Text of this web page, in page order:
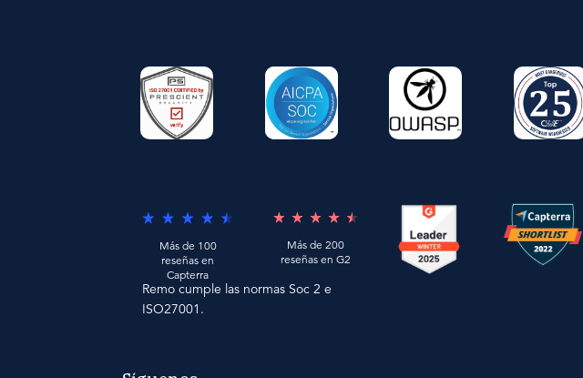
Más de 100
reseñas en
Capterra
Más de 200
reseñas en G2
Remo cumple las normas Soc 2 e
ISO27001.